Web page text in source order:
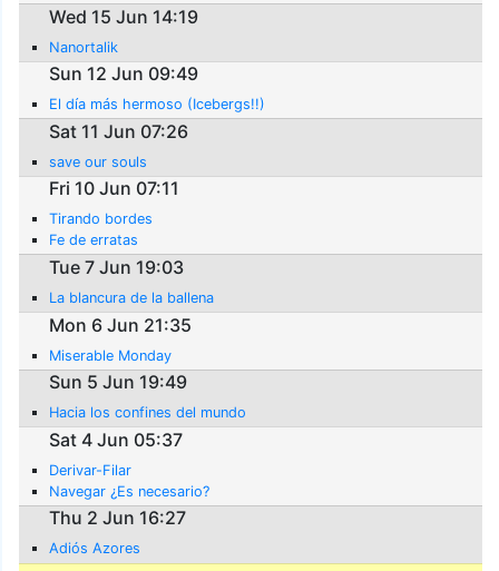
Wed 15 Jun 14:19
Nanortalik
Sun 12 Jun 09:49
El día más hermoso (Icebergs!!)
Sat 11 Jun 07:26
save our souls
Fri 10 Jun 07:11
Tirando bordes
Fe de erratas
Tue 7 Jun 19:03
La blancura de la ballena
Mon 6 Jun 21:35
Miserable Monday
Sun 5 Jun 19:49
Hacia los confines del mundo
Sat 4 Jun 05:37
Derivar-Filar
Navegar ¿Es necesario?
Thu 2 Jun 16:27
Adiós Azores